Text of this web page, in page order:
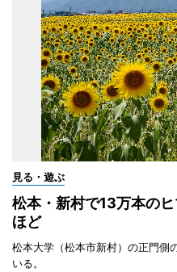
見る・遊ぶ
松本・新村で13万本の
ほど
松本大学（松本市新村）の正門側
いる。